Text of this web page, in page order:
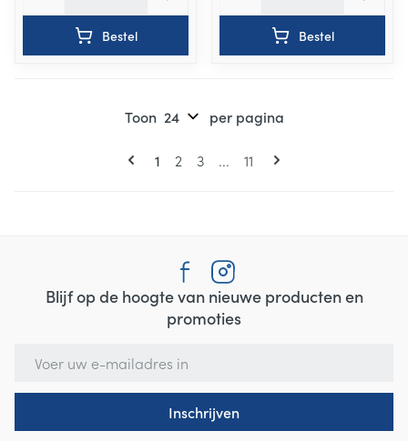
Bestel Bestel
Pagina's
U lees momenteel pagina
1 Pagina
2 Pagina
3 ... Pagina
11
Toon per pagina
Blijf op de hoogte van nieuwe producten en
promoties
Inschrijven